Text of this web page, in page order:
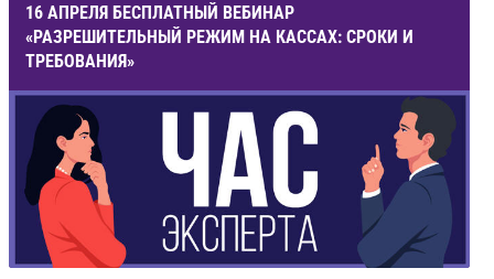
16 АПРЕЛЯ БЕСПЛАТНЫЙ ВЕБИНАР
«РАЗРЕШИТЕЛЬНЫЙ РЕЖИМ НА КАССАХ: СРОКИ И
ТРЕБОВАНИЯ»